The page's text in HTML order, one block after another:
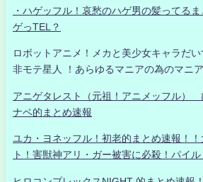
・ハゲッフル！哀愁のハゲ男の髪ってる
ゲっTEL？
ロボットアニメ！メカと美少女キャラだい
非モテ星人 ！あらゆるマニアの為のマニ
アニゲタレスト（元祖！アニメッフル）
ナベ的まとめ速報
ユカ・ヨネッフル！初老的まとめ速報！
ト！害獣神アリ・ガー被害に必殺！パイ